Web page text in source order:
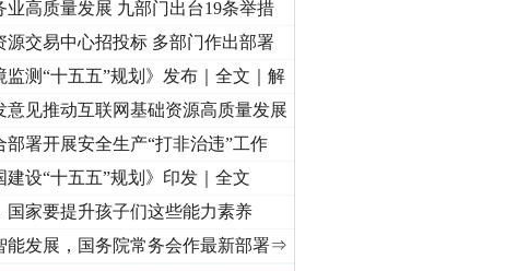
·[视频]牢记初心使命 奋进复兴征程丨“转折之城”激荡..
业高质量发展 九部门出台19条举措
源交易中心招投标 多部门作出部署
监测“十五五”规划》发布｜全文｜解
意见推动互联网基础资源高质量发展
部署开展安全生产“打非治违”工作
建设“十五五”规划》印发｜全文
国家要提升孩子们这些能力素养
能发展，国务院常务会作最新部署⇒